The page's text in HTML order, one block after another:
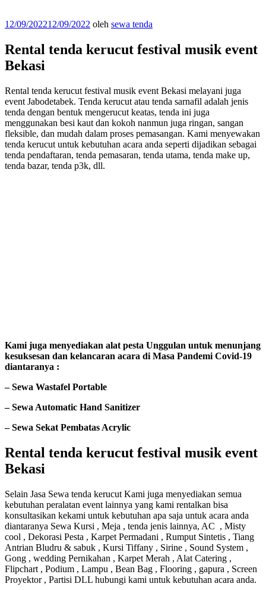
Diposkan
12/09/202212/09/2022 oleh sewa tenda
Rental tenda kerucut festival musik event
Bekasi
Rental tenda kerucut festival musik event Bekasi melayani juga
event Jabodetabek. Tenda kerucut atau tenda sarnafil adalah jenis
tenda dengan bentuk mengerucut keatas, tenda ini juga
menggunakan besi kaut dan kokoh nanmun juga ringan, sangan
fleksible, dan mudah dalam proses pemasangan. Kami menyewakan
tenda kerucut untuk kebutuhan acara anda seperti dijadikan sebagai
tenda pendaftaran, tenda pemasaran, tenda utama, tenda make up,
tenda bazar, tenda p3k, dll.
Kami juga menyediakan alat pesta Unggulan untuk menunjang
kesuksesan dan kelancaran acara di Masa Pandemi Covid-19
diantaranya :
– Sewa Wastafel Portable
– Sewa Automatic Hand Sanitizer
– Sewa Sekat Pembatas Acrylic
Rental tenda kerucut festival musik event
Bekasi
Selain Jasa Sewa tenda kerucut Kami juga menyediakan semua
kebutuhan peralatan event lainnya yang kami rentalkan bisa
konsultasikan kekami untuk kebutuhan apa saja untuk acara anda
diantaranya Sewa Kursi , Meja , tenda jenis lainnya, AC , Misty
cool , Dekorasi Pesta , Karpet Permadani , Rumput Sintetis , Tiang
Antrian Bludru & sabuk , Kursi Tiffany , Sirine , Sound System ,
Gong , wedding Pernikahan , Karpet Merah , Alat Catering ,
Flipchart , Podium , Lampu , Bean Bag , Flooring , gapura , Screen
Proyektor , Partisi DLL hubungi kami untuk kebutuhan acara anda.